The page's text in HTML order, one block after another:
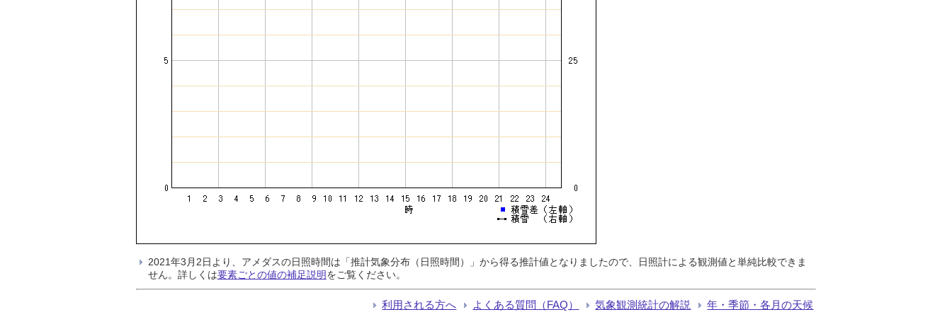
2021年3月2日より、アメダスの日照時間は「推計気象分布（日照時間）」から得る推計値となりましたので、日照計による観測値と単純比較できま
せん。詳しくは要素ごとの値の補足説明をご覧ください。
利用される方へ よくある質問（FAQ） 気象観測統計の解説 年・季節・各月の天候